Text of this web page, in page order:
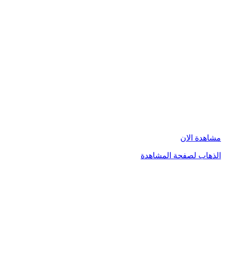
مشاهدة الان
الذهاب لصفحة المشاهدة